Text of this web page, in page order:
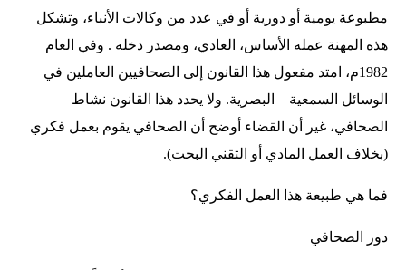
مطبوعة يومية أو دورية أو في عدد من وكالات الأنباء، وتشكل
هذه المهنة عمله الأساس، العادي، ومصدر دخله . وفي العام
1982م، امتد مفعول هذا القانون إلى الصحافيين العاملين في
الوسائل السمعية – البصرية. ولا يحدد هذا القانون نشاط
الصحافي، غير أن القضاء أوضح أن الصحافي يقوم بعمل فكري
(بخلاف العمل المادي أو التقني البحت).
فما هي طبيعة هذا العمل الفكري؟
دور الصحافي